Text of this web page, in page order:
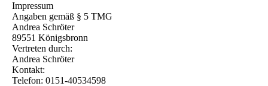
Impressum
Angaben gemäß § 5 TMG
Andrea Schröter
89551 Königsbronn
Vertreten durch:
Andrea Schröter
Kontakt:
Telefon: 0151-40534598